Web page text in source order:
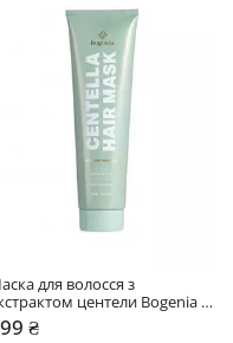
для волосся з
центели Bogenia
₴